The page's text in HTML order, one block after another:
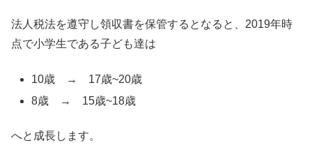
法人税法を遵守し領収書を保管するとなると、2019年時
点で小学生である子ども達は
10歳 → 17歳~20歳
8歳 → 15歳~18歳
へと成長します。